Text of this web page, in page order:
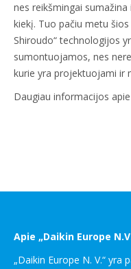
nes reikšmingai
kiekį. Tuo pačiu metu
Shiroudo“ technologijos
sumontuojamos, nes
kurie yra projektuojami ir
Daugiau informacijos
Apie „Daikin Europe
„Daikin Europe N. V.“ yra